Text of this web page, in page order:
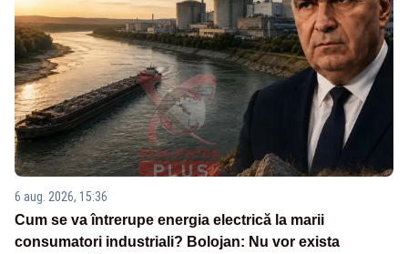
6 aug. 2026, 15:36
Cum se va întrerupe energia electrică la marii
consumatori industriali? Bolojan: Nu vor exista